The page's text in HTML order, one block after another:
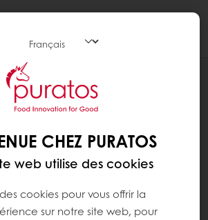
SPECIALE: -20% SUR
CHEZ PURATOS
web utilise des cookies
cookies pour vous offrir la
sur notre site web, pour